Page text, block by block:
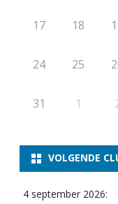
17 18
24 25
31 1
VOLGENDE
4 september 2026: